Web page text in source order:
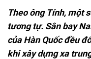
Theo ông Tính, một
tương tự. Sân bay
của Hàn Quốc đều
khi xây dựng xa